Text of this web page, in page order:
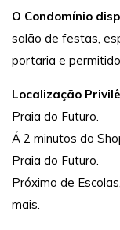
O Condomínio
salão de festas,
portaria e
Localização
Praia do Futuro.
Á 2 minutos do
Praia do Futuro.
Próximo de
mais.